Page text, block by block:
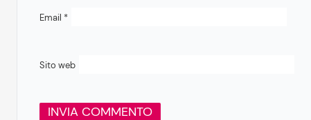
Email *
Sito web